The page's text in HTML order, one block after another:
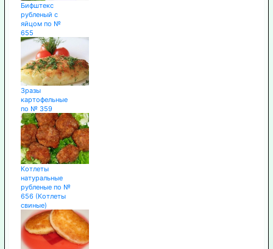
Бифштекс
рубленый с
яйцом по №
655
Зразы
картофельные
по № 359
Котлеты
натуральные
рубленые по №
656 (Котлеты
свиные)